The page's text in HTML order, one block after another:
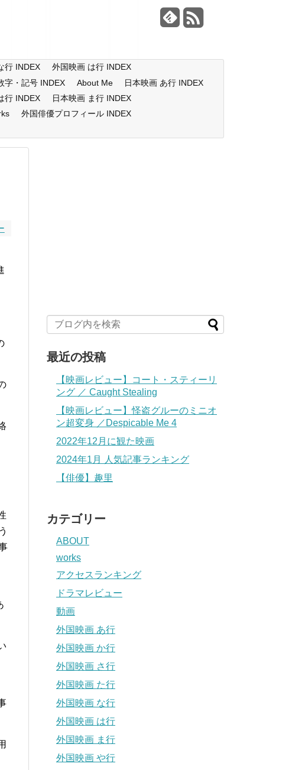
行 INDEX
外国映画 は行 INDEX
字・記号 INDEX About Me
日本映画 あ行 INDEX
行 INDEX
日本映画 ま行 INDEX
外国俳優プロフィール INDEX
最近の投稿
【映画レビュー】コート・スティーリ
ング ／ Caught Stealing
【映画レビュー】怪盗グルーのミニオ
ン超変身 ／Despicable Me 4
2022年12月に観た映画
2024年1月 人気記事ランキング
【俳優】趣里
カテゴリー
ABOUT
works
アクセスランキング
ドラマレビュー
動画
外国映画 あ行
外国映画 か行
外国映画 さ行
外国映画 た行
外国映画 な行
外国映画 は行
外国映画 ま行
外国映画 や行